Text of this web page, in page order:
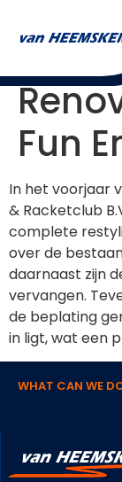
Fun
In het voorjaar
& Racketclub
complete
over de
daarnaast zijn
vervangen.
de beplating
in ligt, wat een
WHAT CAN WE